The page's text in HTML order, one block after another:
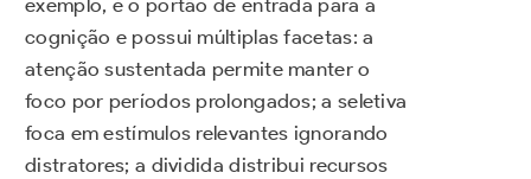
exemplo, é o portão de entrada para a
cognição e possui múltiplas facetas: a
atenção sustentada permite manter o
foco por períodos prolongados; a seletiva
foca em estímulos relevantes ignorando
distratores; a dividida distribui recursos